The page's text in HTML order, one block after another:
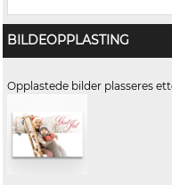
BILDEOPPLASTING
Opplastede bilder plasseres